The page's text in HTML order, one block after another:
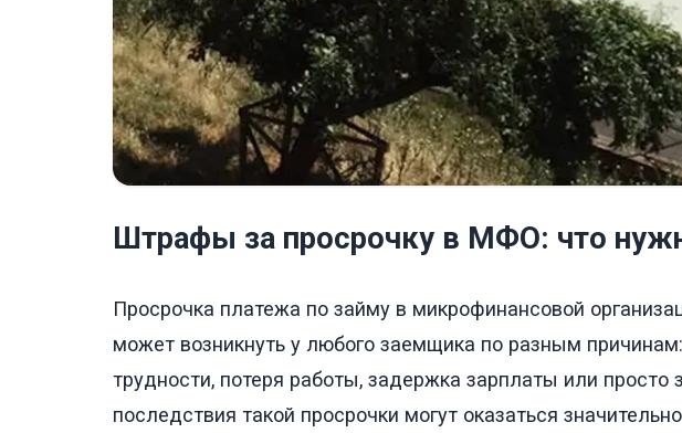
Штрафы за просрочку в МФО: что
Просрочка платежа по займу в микрофинансовой
может возникнуть у любого заемщика по разным
трудности, потеря работы, задержка зарплаты или просто
последствия такой просрочки могут оказаться